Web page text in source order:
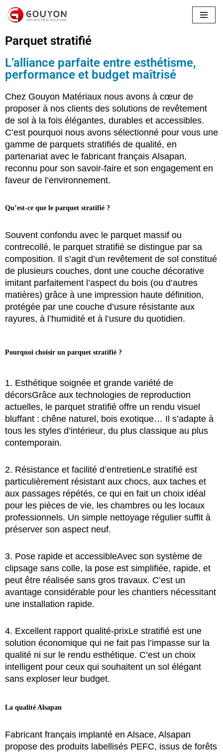
au
Parquet stratifié
L’alliance parfaite entre esthétisme,
performance et budget maîtrisé
Chez Gouyon Matériaux nous avons à cœur de
proposer à nos clients des solutions de revêtement
de sol à la fois élégantes, durables et accessibles.
C’est pourquoi nous avons sélectionné pour vous une
gamme de parquets stratifiés de qualité, en
partenariat avec le fabricant français Alsapan,
reconnu pour son savoir-faire et son engagement en
faveur de l’environnement.
Qu’est-ce que le parquet stratifié ?
Souvent confondu avec le parquet massif ou
contrecollé, le parquet stratifié se distingue par sa
composition. Il s’agit d’un revêtement de sol constitué
de plusieurs couches, dont une couche décorative
imitant parfaitement l’aspect du bois (ou d’autres
matières) grâce à une impression haute définition,
protégée par une couche d’usure résistante aux
rayures, à l’humidité et à l’usure du quotidien.
Pourquoi choisir un parquet stratifié ?
1. Esthétique soignée et grande variété de
décorsGrâce aux technologies de reproduction
actuelles, le parquet stratifié offre un rendu visuel
bluffant : chêne naturel, bois exotique… Il s’adapte à
tous les styles d’intérieur, du plus classique au plus
contemporain.
2. Résistance et facilité d’entretienLe stratifié est
particulièrement résistant aux chocs, aux taches et
aux passages répétés, ce qui en fait un choix idéal
pour les pièces de vie, les chambres ou les locaux
professionnels. Un simple nettoyage régulier suffit à
préserver son aspect neuf.
3. Pose rapide et accessibleAvec son système de
clipsage sans colle, la pose est simplifiée, rapide, et
peut être réalisée sans gros travaux. C’est un
avantage considérable pour les chantiers nécessitant
une installation rapide.
4. Excellent rapport qualité-prixLe stratifié est une
solution économique qui ne fait pas l’impasse sur la
qualité ni sur le rendu esthétique. C’est un choix
intelligent pour ceux qui souhaitent un sol élégant
sans exploser leur budget.
La qualité Alsapan
Fabricant français implanté en Alsace, Alsapan
propose des produits labellisés PEFC, issus de forêts